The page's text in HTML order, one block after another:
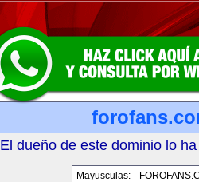
El dueño de este dominio lo
Mayusculas: